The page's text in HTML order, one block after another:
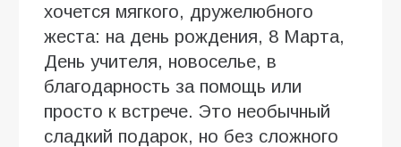
хочется мягкого, дружелюбного
жеста: на день рождения, 8 Марта,
День учителя, новоселье, в
благодарность за помощь или
просто к встрече. Это необычный
сладкий подарок, но без сложного